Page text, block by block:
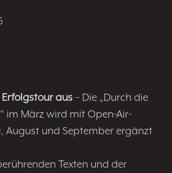
Erfolgstour aus – Die „Durch die
im März wird mit Open-Air-
August und September ergänzt
Texten und der